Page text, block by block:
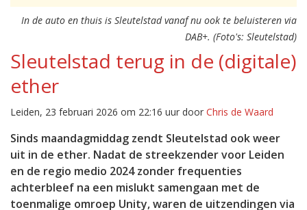
In de auto en thuis is Sleutelstad vanaf nu ook te beluisteren via
DAB+. (Foto's: Sleutelstad)
Sleutelstad terug in de (digitale)
ether
Leiden, 23 februari 2026 om 22:16 uur door Chris de Waard
Sinds maandagmiddag zendt Sleutelstad ook weer
uit in de ether. Nadat de streekzender voor Leiden
en de regio medio 2024 zonder frequenties
achterbleef na een mislukt samengaan met de
toenmalige omroep Unity, waren de uitzendingen via